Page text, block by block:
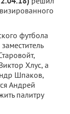
футбола
Хлус, а
Шпаков,
Андрей
палитру